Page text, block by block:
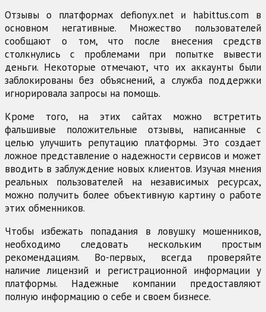
Отзывы о платформах defionyx.net и habittus.com в
основном негативные. Множество пользователей
сообщают о том, что после внесения средств
столкнулись с проблемами при попытке вывести
деньги. Некоторые отмечают, что их аккаунты были
заблокированы без объяснений, а служба поддержки
игнорировала запросы на помощь.
Кроме того, на этих сайтах можно встретить
фальшивые положительные отзывы, написанные с
целью улучшить репутацию платформы. Это создает
ложное представление о надежности сервисов и может
вводить в заблуждение новых клиентов. Изучая мнения
реальных пользователей на независимых ресурсах,
можно получить более объективную картину о работе
этих обменников.
Чтобы избежать попадания в ловушку мошенников,
необходимо следовать нескольким простым
рекомендациям. Во-первых, всегда проверяйте
наличие лицензий и регистрационной информации у
платформы. Надежные компании предоставляют
полную информацию о себе и своем бизнесе.